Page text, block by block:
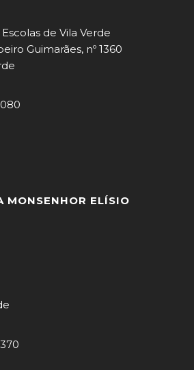
de Vila Verde
Guimarães, nº 1360
MONSENHOR ELÍSIO